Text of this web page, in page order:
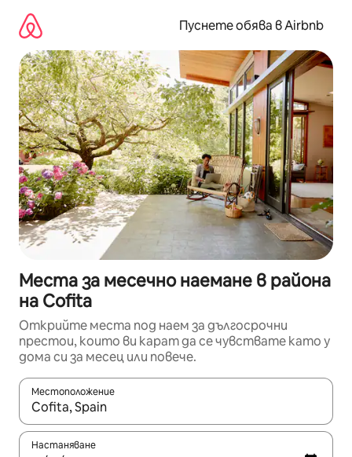
съдържанието
Пуснете обява в Airbnb
Места за месечно наемане в района
на Cofita
Открийте места под наем за дългосрочни
престои, които ви карат да се чувствате като у
дома си за месец или повече.
Местоположение
Когато резултатите се покажат, използвайте
Настаняване